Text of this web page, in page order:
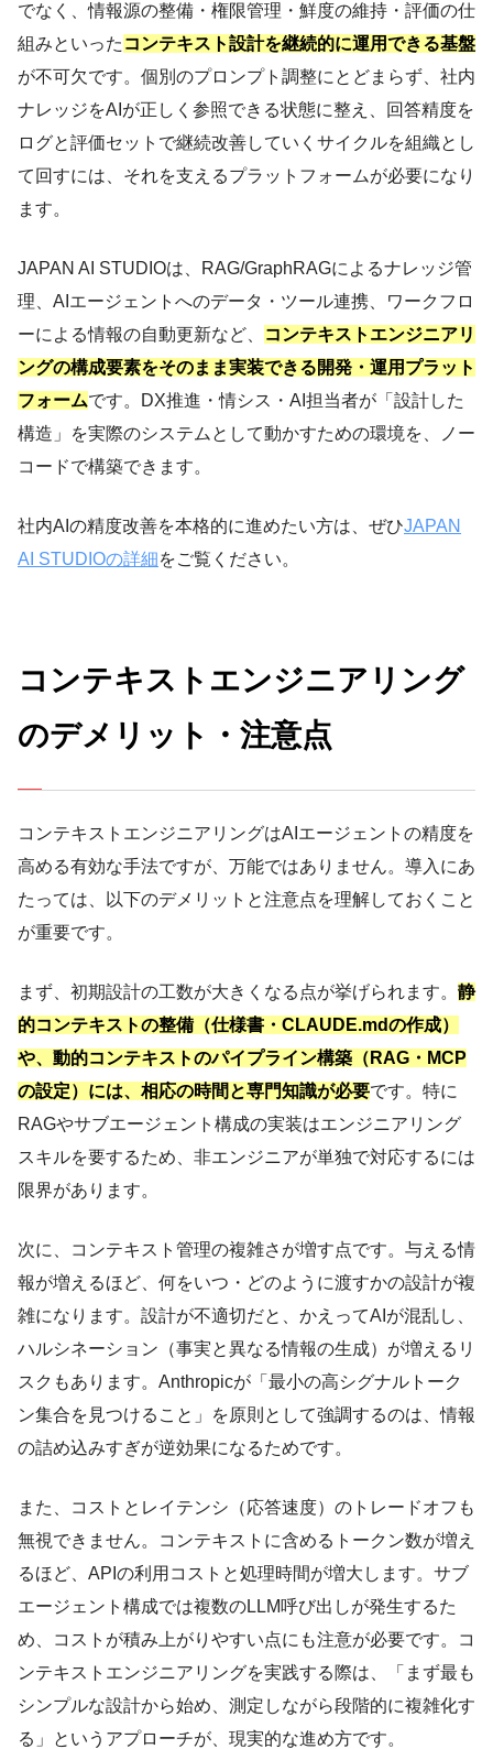
でなく、情報源の整備・権限管理・鮮度の維持・評価の仕
組みといった コンテキスト設計を継続的に運用できる基盤
が不可欠です。個別のプロンプト調整にとどまらず、社内
ナレッジをAIが正しく参照できる状態に整え、回答精度を
ログと評価セットで継続改善していくサイクルを組織とし
て回すには、それを支えるプラットフォームが必要になり
ます。
JAPAN AI STUDIOは、RAG/GraphRAGによるナレッジ管
理、AIエージェントへのデータ・ツール連携、ワークフロ
ーによる情報の自動更新など、
コンテキストエンジニアリ
ングの構成要素をそのまま実装できる開発・運用プラット
フォームです。DX推進・情シス・AI担当者が「設計した
構造」を実際のシステムとして動かすための環境を、ノー
コードで構築できます。
社内AIの精度改善を本格的に進めたい方は、ぜひJAPAN
AI STUDIOの詳細をご覧ください。
コンテキストエンジニアリング
のデメリット・注意点
コンテキストエンジニアリングはAIエージェントの精度を
高める有効な手法ですが、万能ではありません。導入にあ
たっては、以下のデメリットと注意点を理解しておくこと
が重要です。
まず、初期設計の工数が大きくなる点が挙げられます。 静
的コンテキストの整備（仕様書・CLAUDE.mdの作成）
や、動的コンテキストのパイプライン構築（RAG・MCP
の設定）には、相応の時間と専門知識が必要です。特に
RAGやサブエージェント構成の実装はエンジニアリング
スキルを要するため、非エンジニアが単独で対応するには
限界があります。
次に、コンテキスト管理の複雑さが増す点です。与える情
報が増えるほど、何をいつ・どのように渡すかの設計が複
雑になります。設計が不適切だと、かえってAIが混乱し、
ハルシネーション（事実と異なる情報の生成）が増えるリ
スクもあります。Anthropicが「最小の高シグナルトーク
ン集合を見つけること」を原則として強調するのは、情報
の詰め込みすぎが逆効果になるためです。
また、コストとレイテンシ（応答速度）のトレードオフも
無視できません。コンテキストに含めるトークン数が増え
るほど、APIの利用コストと処理時間が増大します。サブ
エージェント構成では複数のLLM呼び出しが発生するた
め、コストが積み上がりやすい点にも注意が必要です。コ
ンテキストエンジニアリングを実践する際は、「まず最も
シンプルな設計から始め、測定しながら段階的に複雑化す
る」というアプローチが、現実的な進め方です。